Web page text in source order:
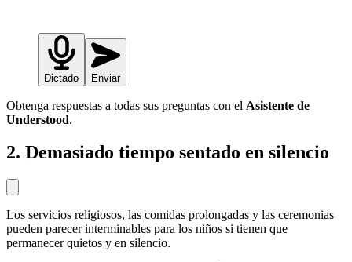
Dictado Enviar
Obtenga respuestas a todas sus preguntas con el Asistente de
Understood.
2. Demasiado tiempo sentado en silencio
Los servicios religiosos, las comidas prolongadas y las ceremonias
pueden parecer interminables para los niños si tienen que
permanecer quietos y en silencio.